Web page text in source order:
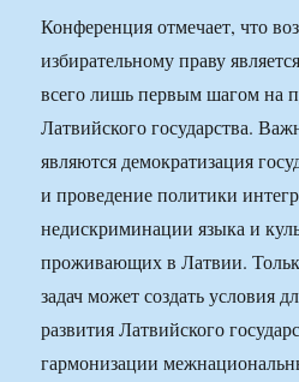
Конференция отмечает, что
избирательному праву
всего лишь первым шагом на
Латвийского государства.
являются демократизация
и проведение политики
недискриминации языка и
проживающих в Латвии.
задач может создать условия
развития Латвийского
гармонизации